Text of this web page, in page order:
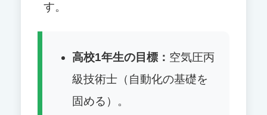
す。
高校1年生の目標： 空気圧丙
級技術士（自動化の基礎を
固める）。